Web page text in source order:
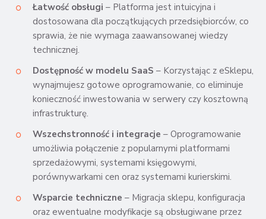
Łatwość obsługi – Platforma jest intuicyjna i
dostosowana dla początkujących przedsiębiorców, co
sprawia, że nie wymaga zaawansowanej wiedzy
technicznej.
Dostępność w modelu SaaS – Korzystając z eSklepu,
wynajmujesz gotowe oprogramowanie, co eliminuje
konieczność inwestowania w serwery czy kosztowną
infrastrukturę.
Wszechstronność i integracje – Oprogramowanie
umożliwia połączenie z popularnymi platformami
sprzedażowymi, systemami księgowymi,
porównywarkami cen oraz systemami kurierskimi.
Wsparcie techniczne – Migracja sklepu, konfiguracja
oraz ewentualne modyfikacje są obsługiwane przez